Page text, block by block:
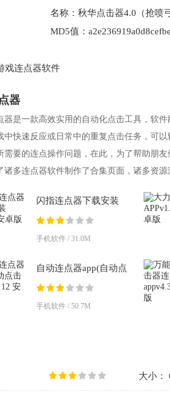
名称： 秋华点击器4.0（抢喷
MD5值：
戏连点器软件
器
器是一款高效实用的自动化点击工具，软
中快速反应或日常中的重复点击任务，可
需要的连点操作问题，在此，为了帮助朋
诸多连点器软件制作了合集页面，诸多资
闪指连点器下载安装
v3.2.5 安卓版
手机软件 / 31.0M
自动连点器app(自动点
击器)v2.0.12 安卓版
手机软件 / 50.7M
大小：